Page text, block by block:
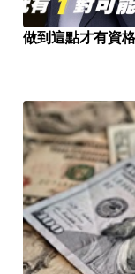
做到這點才有資